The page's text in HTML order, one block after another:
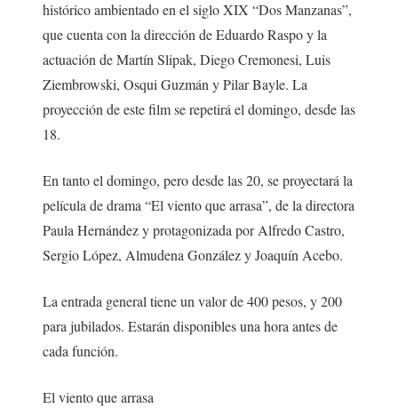
histórico ambientado en el siglo XIX “Dos Manzanas”,
que cuenta con la dirección de Eduardo Raspo y la
actuación de Martín Slipak, Diego Cremonesi, Luis
Ziembrowski, Osqui Guzmán y Pilar Bayle. La
proyección de este film se repetirá el domingo, desde las
18.
En tanto el domingo, pero desde las 20, se proyectará la
película de drama “El viento que arrasa”, de la directora
Paula Hernández y protagonizada por Alfredo Castro,
Sergio López, Almudena González y Joaquín Acebo.
La entrada general tiene un valor de 400 pesos, y 200
para jubilados. Estarán disponibles una hora antes de
cada función.
El viento que arrasa